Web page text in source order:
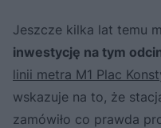
Jeszcze kilka lat temu
inwestycję na tym
linii metra M1 Plac
wskazuje na to, że
zamówiło co prawda